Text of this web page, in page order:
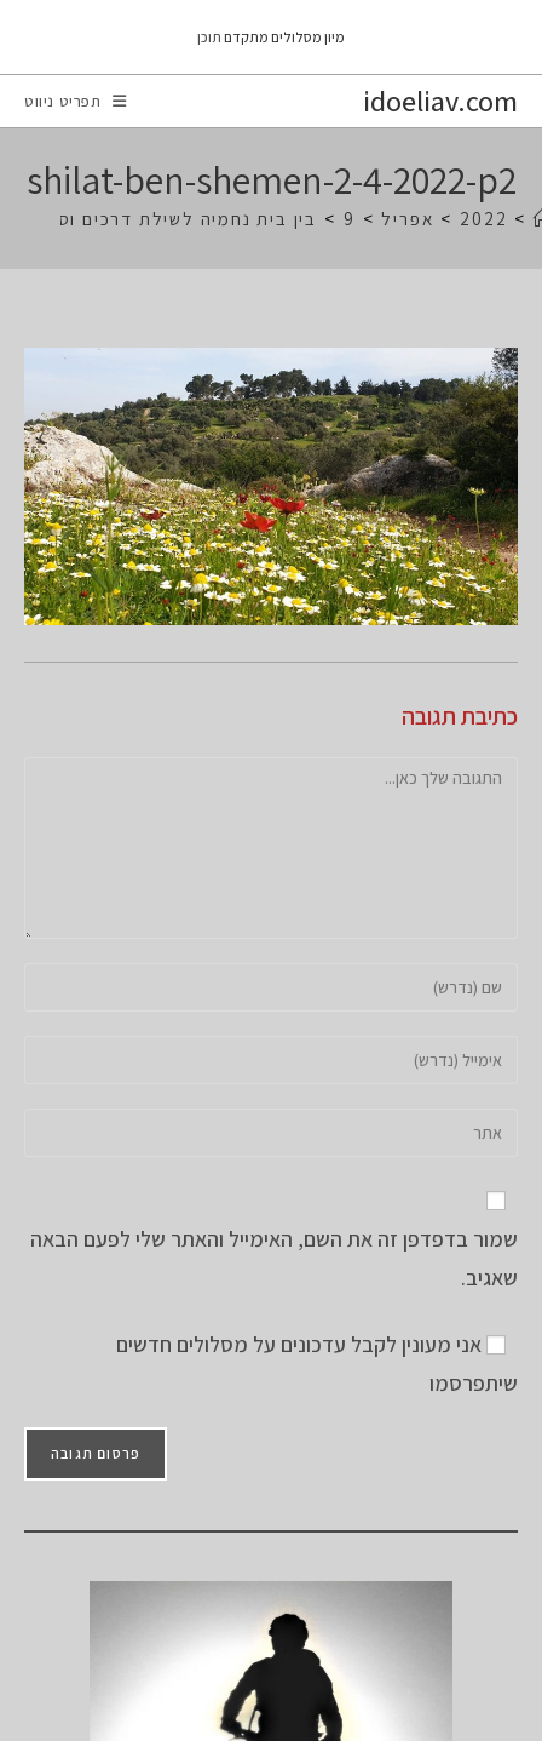
content
מיון מסלולים מתקדם תוכן
idoeliav.com תפריט ניווט
shilat-ben-shemen-2-4-2022-p2
>
2022
> אפריל >
9
> בין בית נחמיה לשילת דרכים
כתיבת תגובה
להגיב
שלך
שם
כדי
דואר
כדי
אתר
האינטרנט
שלך
שמור בדפדפן זה את השם, האימייל והאתר שלי לפעם הבאה
שאגיב.
אני מעונין לקבל עדכונים על מסלולים חדשים
שיתפרסמו